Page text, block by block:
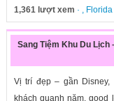
1,361 lượt xem · , Florida
Sang Tiệm Khu Du Lịch
Vị trí đẹp – gần Disney,
khách quanh năm, good